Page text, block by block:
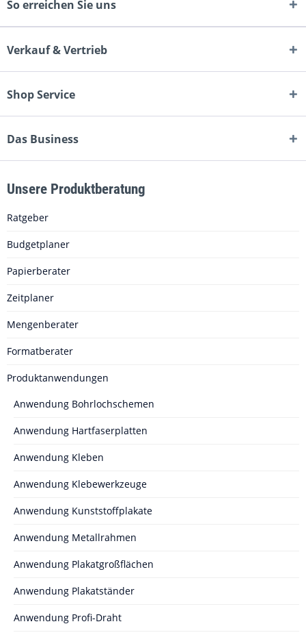
So erreichen Sie uns
Verkauf & Vertrieb
Shop Service
Das Business
Unsere Produktberatung
Ratgeber
Budgetplaner
Papierberater
Zeitplaner
Mengenberater
Formatberater
Produktanwendungen
Anwendung Bohrlochschemen
Anwendung Hartfaserplatten
Anwendung Kleben
Anwendung Klebewerkzeuge
Anwendung Kunststoffplakate
Anwendung Metallrahmen
Anwendung Plakatgroßflächen
Anwendung Plakatständer
Anwendung Profi-Draht